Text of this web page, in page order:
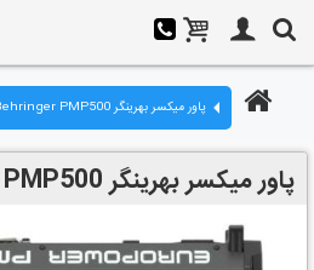
پاور میکسر بهرینگر Behringer PMP500
پاور میکسر بهرینگر Behringer PMP500